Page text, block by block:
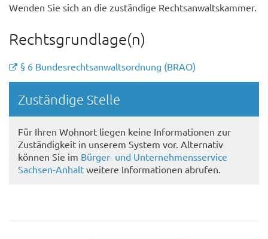
Wenden Sie sich an die zuständige Rechtsanwaltskammer.
Rechtsgrundlage(n)
§ 6 Bundesrechtsanwaltsordnung (BRAO)
Randspalte
Zuständige Stelle
Für Ihren Wohnort liegen keine Informationen zur
Zuständigkeit in unserem System vor. Alternativ
können Sie im Bürger- und Unternehmensservice
Sachsen-Anhalt weitere Informationen abrufen.